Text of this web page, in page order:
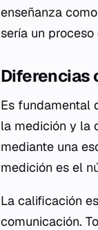
enseñanza
sería un
Diferencias
Es fundamental
la medición y la
mediante una
medición es el
La calificación
comunicación.